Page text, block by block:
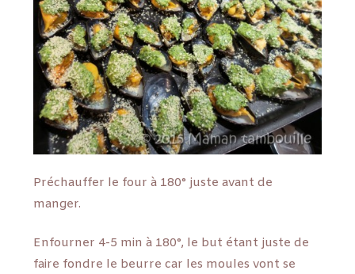
Préchauffer le four à 180° juste avant de
manger.
Enfourner 4-5 min à 180°, le but étant juste de
faire fondre le beurre car les moules vont se